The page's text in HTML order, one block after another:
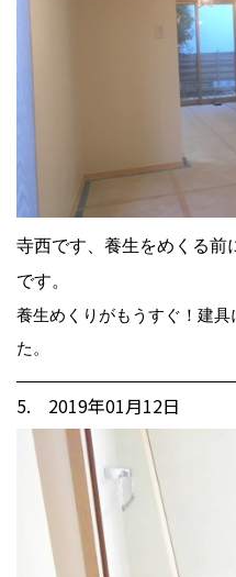
寺西です、養生をめくる前
です。
養生めくりがもうすぐ！建
た。
5. 2019年01月12日